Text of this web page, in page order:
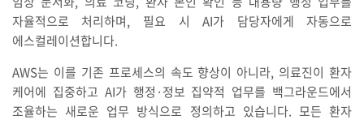
자율적으로 처리하며, 필요 시 AI가 담당자에게 자동으로
에스컬레이션합니다.
AWS는 이를 기존 프로세스의 속도 향상이 아니라, 의료진이 환자
케어에 집중하고 AI가 행정·정보 집약적 업무를 백그라운드에서
조율하는 새로운 업무 방식으로 정의하고 있습니다. 모든 환자